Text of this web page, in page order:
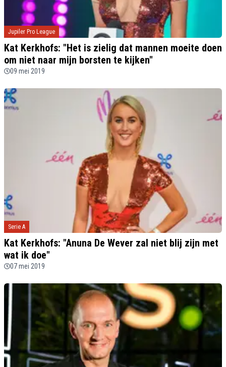
Jupiler Pro League
Kat Kerkhofs: "Het is zielig dat mannen moeite doen
om niet naar mijn borsten te kijken"
09 mei 2019
Serie A
Kat Kerkhofs: "Anuna De Wever zal niet blij zijn met
wat ik doe"
07 mei 2019